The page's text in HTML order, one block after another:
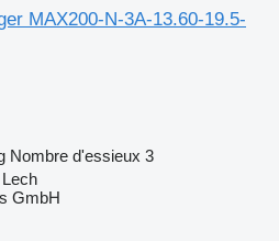
MAX200-N-3A-13.60-19.5-
Nombre d'essieux 3
GmbH